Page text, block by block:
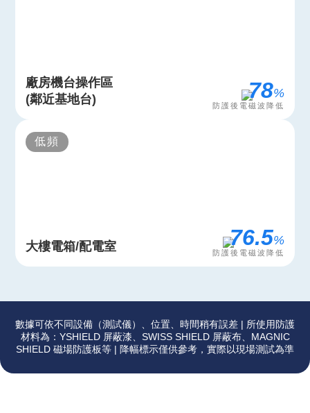
廠房機台操作區
(鄰近基地台)
97%
防護後電磁波降低
低頻
大樓電箱/配電室 96.1%
防護後電磁波降低
數據可依不同設備（測試儀）、位置、時間稍有誤差 | 所使用防護
材料為：YSHIELD 屏蔽漆、SWISS SHIELD 屏蔽布、MAGNIC
SHIELD 磁場防護板等 | 降幅標示僅供參考，實際以現場測試為準